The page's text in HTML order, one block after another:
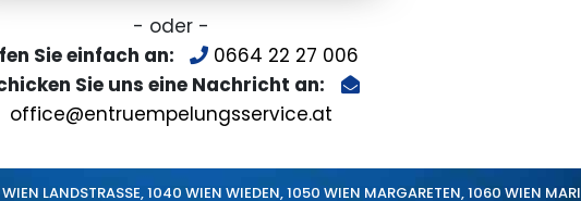
- oder -
Sie einfach an:
0664 22 27 006
Sie uns eine Nachricht an:
office@entruempelungsservice.at
LANDSTRASSE,1040 WIEN WIEDEN,1050 WIEN MARGARETEN,1060 WIEN